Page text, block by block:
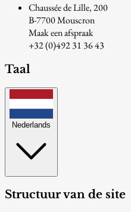
Chaussée de Lille, 200
B-7700 Mouscron
Maak een afspraak
+32 (0)492 31 36 43
Taal
Nederlands
Structuur van de site